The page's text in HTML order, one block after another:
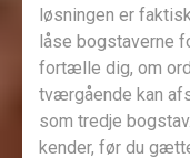
løsningen er
låse bogstaverne
fortælle dig, om
tværgående kan
som tredje
kender, før du